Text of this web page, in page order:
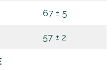
67 ± 5
57 ± 2